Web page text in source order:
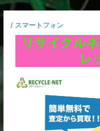
内
容
/ スマートフォン
リサイクル
レ
Post